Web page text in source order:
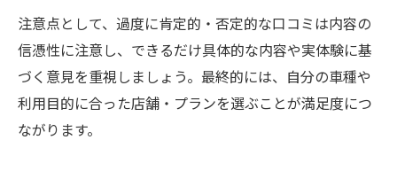
注意点として、過度に肯定的・否定的な口コミは内容の
信憑性に注意し、できるだけ具体的な内容や実体験に基
づく意見を重視しましょう。最終的には、自分の車種や
利用目的に合った店舗・プランを選ぶことが満足度につ
ながります。